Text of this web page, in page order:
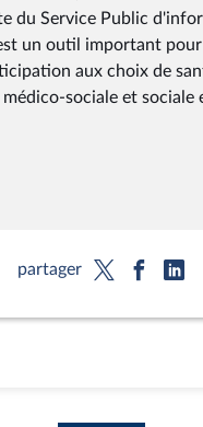
du Service Public
un outil important
aux choix de
sociale et sociale
partager